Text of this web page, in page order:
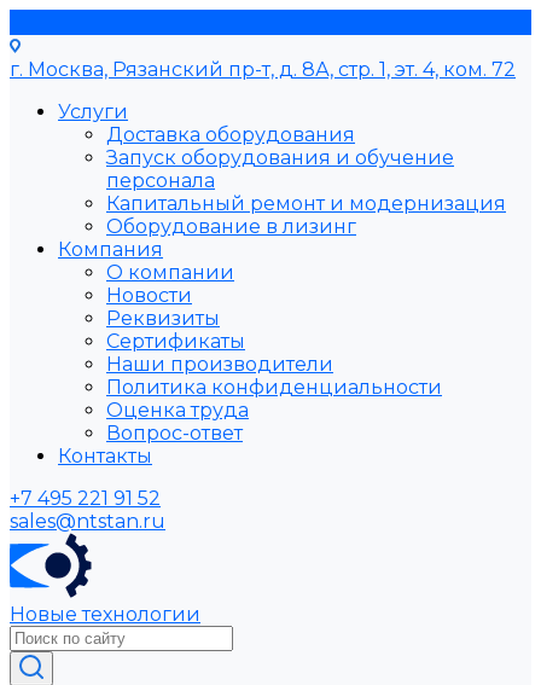
г. Москва, Рязанский пр-т, д. 8А, стр. 1, эт. 4, ком. 72
Услуги
Доставка оборудования
Запуск оборудования и обучение
персонала
Капитальный ремонт и модернизация
Оборудование в лизинг
Компания
О компании
Новости
Реквизиты
Сертификаты
Наши производители
Политика конфиденциальности
Оценка труда
Вопрос-ответ
Контакты
+7 495 221 91 52
sales@ntstan.ru
Новые технологии